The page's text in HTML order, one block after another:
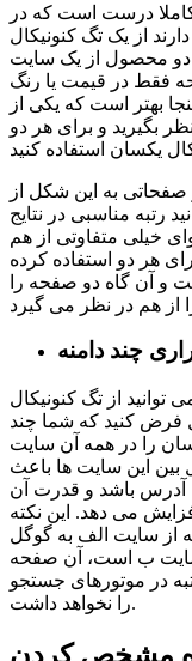
درست است که در
از یک تگ کنونیکال
دو محصول از یک سایت
فقط در قیمت یا رنگ
بهتر است که یکی از
بگیرید و برای هر دو
صفحاتی به این شکل از
رتبه مناسبی در نتایج
خیلی متفاوتی از هم
هر دو استفاده کرده
و آن گاه دو صفحه را
چند دامنه
از تگ کنونیکال
فرض کنید که شما چند
را در همه آن سایت
بین این سایت ها باعث
باشد و قدرت آن
می دهد. این نکته
از سایت الف به گوگل
ب است، آن صفحه
در موتورهای جستجو
را نخواهد داشت.